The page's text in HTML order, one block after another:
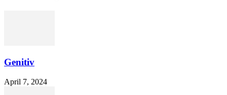
Genitiv
April 7, 2024